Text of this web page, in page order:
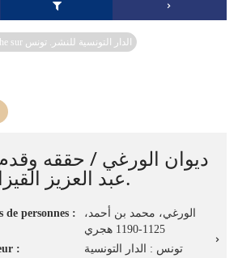
Recherche sur الدار التونسية للنشر. تونس
ديوان الورغي / حققه
عبد العزيز القيزاني.
de personnes :
الورغي، محمد بن أحمد،
1125-1190 هجري
:
تونس : الدار التونسية